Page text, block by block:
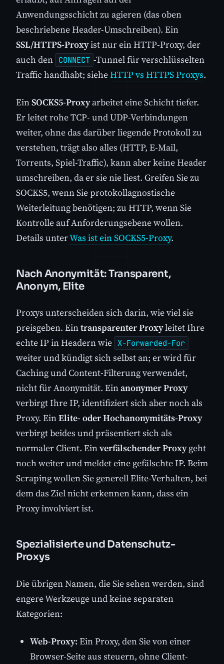
Anwendungsschicht zu agieren (das oben
beschriebene Header-Umschreiben). Ein
SSL/HTTPS-Proxyist nur ein HTTP-Proxy, der
auch den CONNECT -Tunnel für verschlüsselten
Traffic handhabt; sieheHTTP vs HTTPS Proxys.
EinSOCKS5-Proxyarbeitet eine Schicht tiefer.
Er leitet rohe TCP- und UDP-Verbindungen
weiter, ohne das darüber liegende Protokoll zu
verstehen, trägt also alles (HTTP, E-Mail,
Torrents, Spiel-Traffic), kann aber keine Header
umschreiben, da er sie nie liest. Greifen Sie zu
SOCKS5, wenn Sie protokollagnostische
Weiterleitung benötigen; zu HTTP, wenn Sie
Kontrolle auf Anforderungsebene wollen.
Details unterWas ist ein SOCKS5-Proxy.
Nach Anonymität: Transparent,
Anonym, Elite
Proxys unterscheiden sich darin, wie viel sie
preisgeben. Eintransparenter Proxyleitet Ihre
echte IP in Headern wie X-Forwarded-For
weiter und kündigt sich selbst an; er wird für
Caching und Content-Filterung verwendet,
nicht für Anonymität. Einanonymer Proxy
verbirgt Ihre IP, identifiziert sich aber noch als
Proxy. EinElite- oder Hochanonymitäts-Proxy
verbirgt beides und präsentiert sich als
normaler Client. Einverfälschender Proxygeht
noch weiter und meldet eine gefälschte IP. Beim
Scraping wollen Sie generell Elite-Verhalten, bei
dem das Ziel nicht erkennen kann, dass ein
Proxy involviert ist.
Spezialisierte und Datenschutz-
Proxys
Die übrigen Namen, die Sie sehen werden, sind
engere Werkzeuge und keine separaten
Kategorien:
Web-Proxy: Ein Proxy, den Sie von einer
Browser-Seite aus steuern, ohne Client-